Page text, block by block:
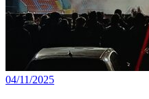
04/11/2025